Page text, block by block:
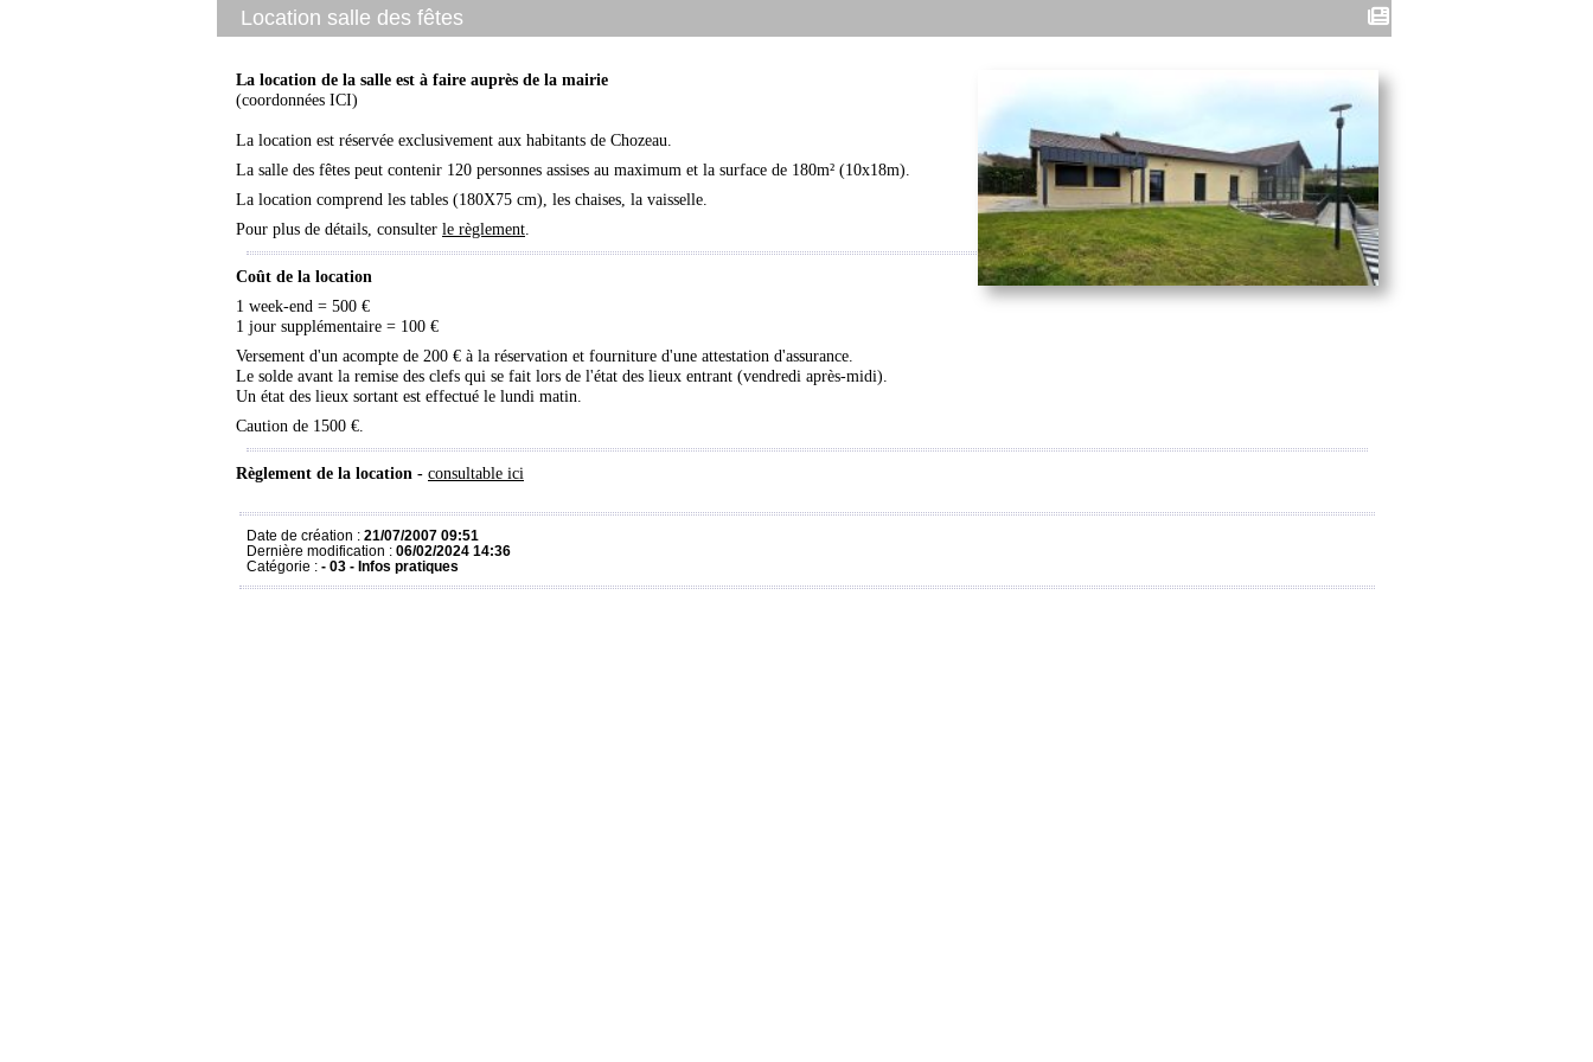
Location salle des fêtes
La location de la salle est à faire auprès de la mairie
(coordonnées ICI)
La location est réservée exclusivement aux habitants de Chozeau.
La salle des fêtes peut contenir 120 personnes assises au maximum et la surface de 180m² (10x18m).
La location comprend les tables (180X75 cm), les chaises, la vaisselle.
Pour plus de détails, consulter le règlement.
Coût de la location
1 week-end = 500 €
1 jour supplémentaire = 100 €
Versement d'un acompte de 200 € à la réservation et fourniture d'une attestation d'assurance.
Le solde avant la remise des clefs qui se fait lors de l'état des lieux entrant (vendredi après-midi).
Un état des lieux sortant est effectué le lundi matin.
Caution de 1500 €.
Règlement de la location - consultable ici
Date de création : 21/07/2007 09:51
Dernière modification : 06/02/2024 14:36
Catégorie : - 03 - Infos pratiques